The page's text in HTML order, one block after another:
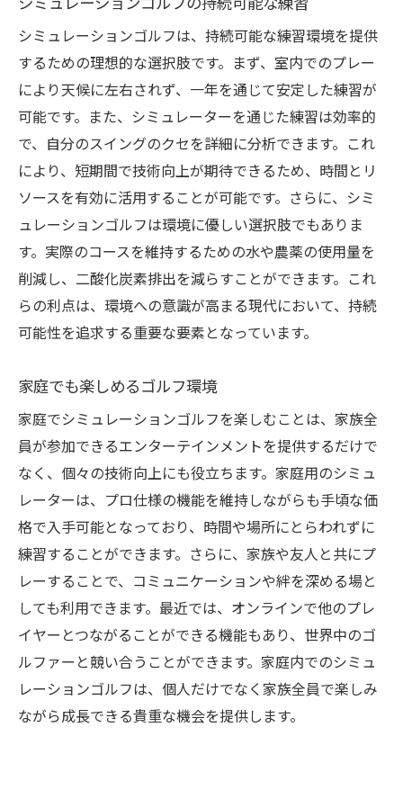
シミュレーションゴルフは、持続可能な練習環境を提供
するための理想的な選択肢です。まず、室内でのプレー
により天候に左右されず、一年を通じて安定した練習が
可能です。また、シミュレーターを通じた練習は効率的
で、自分のスイングのクセを詳細に分析できます。これ
により、短期間で技術向上が期待できるため、時間とリ
ソースを有効に活用することが可能です。さらに、シミ
ュレーションゴルフは環境に優しい選択肢でもありま
す。実際のコースを維持するための水や農薬の使用量を
削減し、二酸化炭素排出を減らすことができます。これ
らの利点は、環境への意識が高まる現代において、持続
可能性を追求する重要な要素となっています。
家庭でも楽しめるゴルフ環境
家庭でシミュレーションゴルフを楽しむことは、家族全
員が参加できるエンターテインメントを提供するだけで
なく、個々の技術向上にも役立ちます。家庭用のシミュ
レーターは、プロ仕様の機能を維持しながらも手頃な価
格で入手可能となっており、時間や場所にとらわれずに
練習することができます。さらに、家族や友人と共にプ
レーすることで、コミュニケーションや絆を深める場と
しても利用できます。最近では、オンラインで他のプレ
イヤーとつながることができる機能もあり、世界中のゴ
ルファーと競い合うことができます。家庭内でのシミュ
レーションゴルフは、個人だけでなく家族全員で楽しみ
ながら成長できる貴重な機会を提供します。